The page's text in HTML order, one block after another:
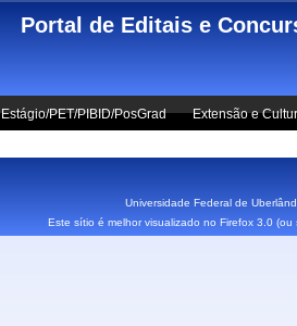
Portal de Editais e
Estágio/PET/PIBID/PosGrad Extensão e
Universidade Federal de
Este sítio é melhor visualizado no Firefox 3.0